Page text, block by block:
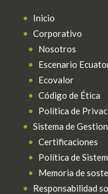
Inicio
Corporativo
Nosotros
Escenario
Ecovalor
Código de Ética
Política de
Sistema de
Certificaciones
Política de
Memoria de
Responsabilidad